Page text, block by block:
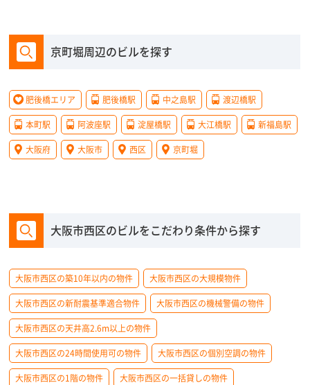
京町堀周辺のビルを探す
肥後橋エリア 肥後橋駅 中之島駅 渡辺橋駅
本町駅 阿波座駅 淀屋橋駅 大江橋駅 新福島駅
大阪府 大阪市 西区 京町堀
大阪市西区のビルをこだわり条件から探す
大阪市西区の築10年以内の物件 大阪市西区の大規模物件
大阪市西区の新耐震基準適合物件 大阪市西区の機械警備の物件
大阪市西区の天井高2.6m以上の物件
大阪市西区の24時間使用可の物件 大阪市西区の個別空調の物件
大阪市西区の1階の物件 大阪市西区の一括貸しの物件